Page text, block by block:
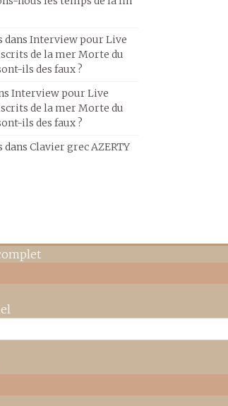
dans Interview pour Live
de la mer Morte du
ils des faux ?
Interview pour Live
de la mer Morte du
ils des faux ?
dans Clavier grec AZERTY